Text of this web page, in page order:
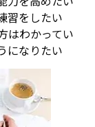
習をしたい
はわかってい
になりたい